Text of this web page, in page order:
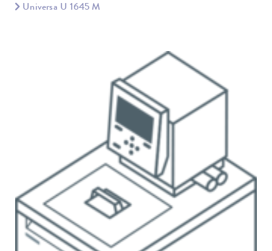
Universa U 1645 M